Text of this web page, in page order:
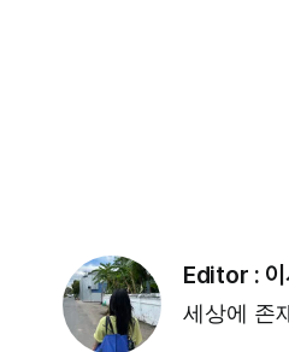
Editor :
세상에 존